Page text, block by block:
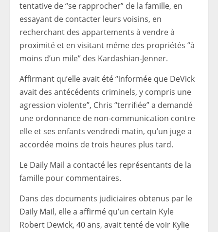
tentative de “se rapprocher” de la famille, en
essayant de contacter leurs voisins, en
recherchant des appartements à vendre à
proximité et en visitant même des propriétés “à
moins d’un mile” des Kardashian-Jenner.
Affirmant qu’elle avait été “informée que DeVick
avait des antécédents criminels, y compris une
agression violente”, Chris “terrifiée” a demandé
une ordonnance de non-communication contre
elle et ses enfants vendredi matin, qu’un juge a
accordée moins de trois heures plus tard.
Le Daily Mail a contacté les représentants de la
famille pour commentaires.
Dans des documents judiciaires obtenus par le
Daily Mail, elle a affirmé qu’un certain Kyle
Robert Dewick, 40 ans, avait tenté de voir Kylie